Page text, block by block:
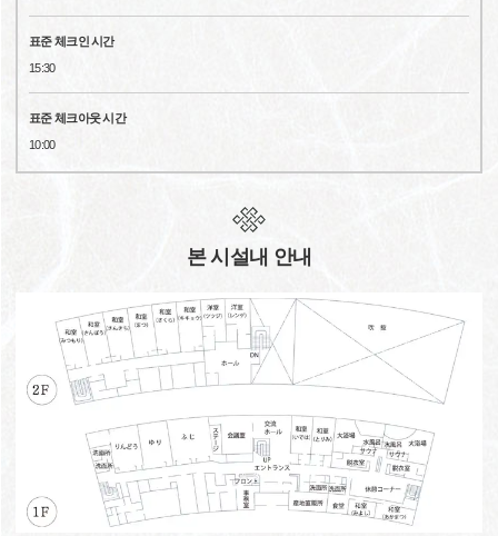
표준 체크인 시간
15:30
표준 체크아웃 시간
10:00
본 시설내 안내